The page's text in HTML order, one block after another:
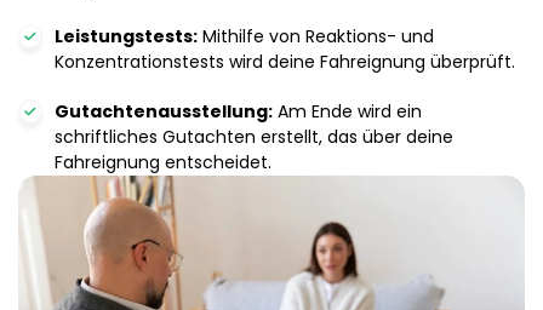
Leistungstests: Mithilfe von Reaktions- und
Konzentrationstests wird deine Fahreignung überprüft.
Gutachtenausstellung: Am Ende wird ein
schriftliches Gutachten erstellt, das über deine
Fahreignung entscheidet.